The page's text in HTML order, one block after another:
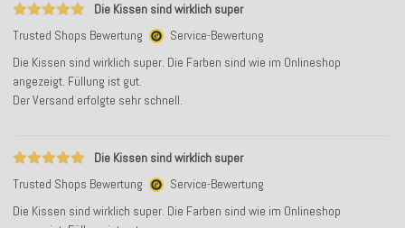
Die Kissen sind wirklich super
Trusted Shops Bewertung
Service-Bewertung
Die Kissen sind wirklich super. Die Farben sind wie im Onlineshop
angezeigt. Füllung ist gut.
Der Versand erfolgte sehr schnell.
Die Kissen sind wirklich super
Trusted Shops Bewertung
Service-Bewertung
Die Kissen sind wirklich super. Die Farben sind wie im Onlineshop